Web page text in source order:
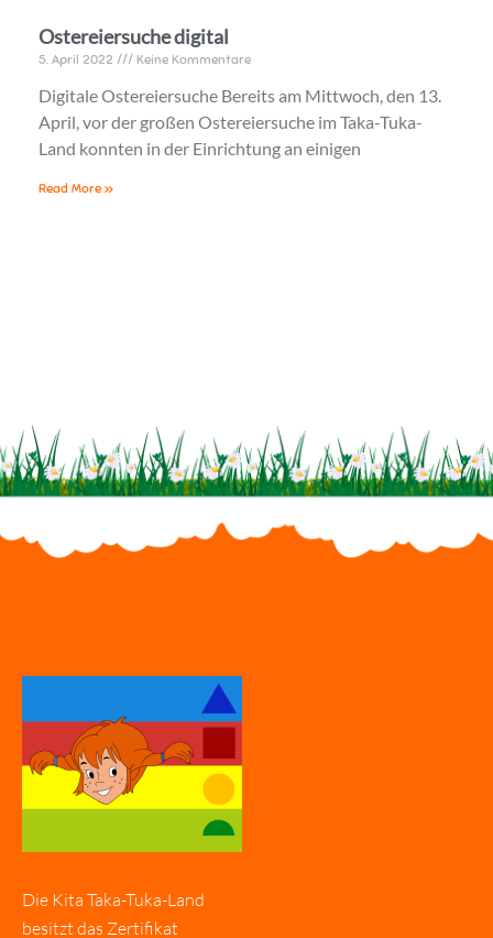
Ostereiersuche digital
5. April 2022 Keine Kommentare
Digitale Ostereiersuche Bereits am Mittwoch, den 13.
April, vor der großen Ostereiersuche im Taka-Tuka-
Land konnten in der Einrichtung an einigen
Read More »
Die Kita Taka-Tuka-Land
besitzt das Zertifikat